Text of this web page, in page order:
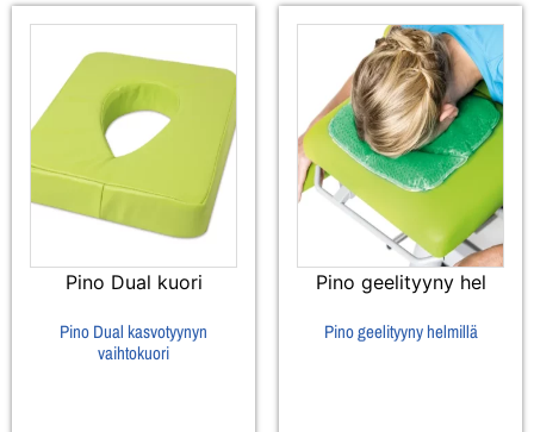
Pino Dual kuori
Pino Dual kasvotyynyn
vaihtokuori
Pino geelityyny hel
Pino geelityyny helmillä